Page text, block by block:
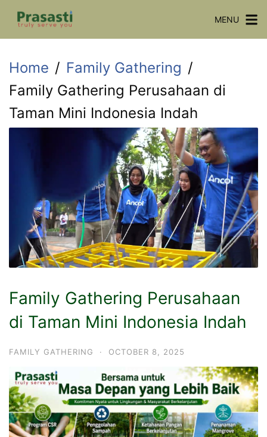
Skip
MENU
Home
Family Gathering
Family Gathering Perusahaan di
Taman Mini Indonesia Indah
Family Gathering Perusahaan
di Taman Mini Indonesia Indah
FAMILY GATHERING · OCTOBER 8, 2025